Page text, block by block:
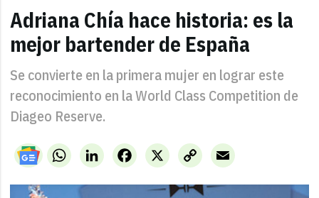
Adriana Chía hace historia: es la
mejor bartender de España
Se convierte en la primera mujer en lograr este
reconocimiento en la World Class Competition de
Diageo Reserve.
WhatsAppLinkedIn X
Facebook
Copy
Link
Email